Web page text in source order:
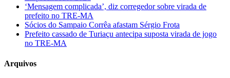
‘Mensagem complicada’, diz corregedor sobre virada de
prefeito no TRE-MA
Sócios do Sampaio Corrêa afastam Sérgio Frota
Prefeito cassado de Turiaçu antecipa suposta virada de jogo
no TRE-MA
Arquivos